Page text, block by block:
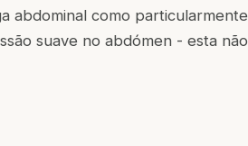
abdominal como particularmente
suave no abdómen - esta não